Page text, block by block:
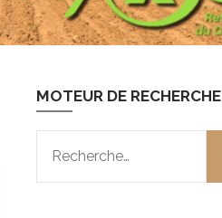
MOTEUR DE RECHERCHE